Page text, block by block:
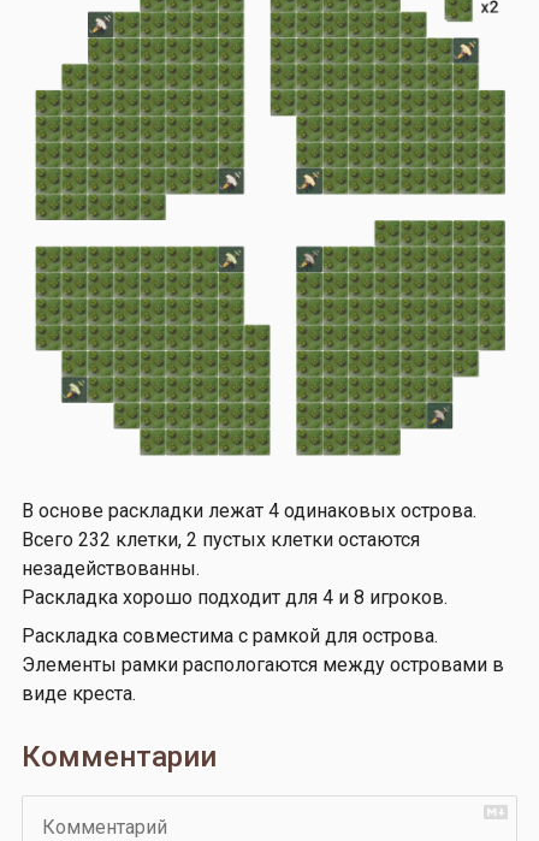
В основе раскладки лежат 4 одинаковых острова.
Всего 232 клетки, 2 пустых клетки остаются
незадействованны.
Раскладка хорошо подходит для 4 и 8 игроков.
Раскладка совместима с рамкой для острова.
Элементы рамки распологаются между островами в
виде креста.
Комментарии
Комментарий